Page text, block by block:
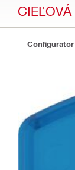
Configurator